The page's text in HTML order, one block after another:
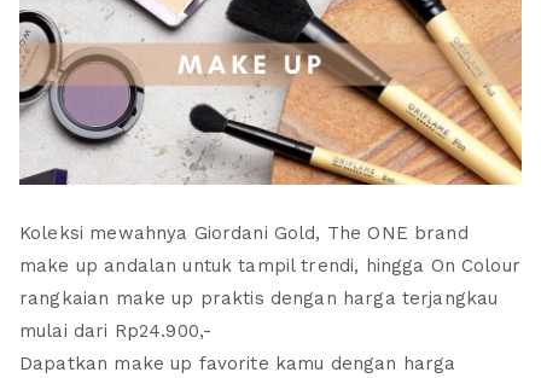
Koleksi mewahnya Giordani Gold, The ONE brand
make up andalan untuk tampil trendi, hingga On Colour
rangkaian make up praktis dengan harga terjangkau
mulai dari Rp24.900,-
Dapatkan make up favorite kamu dengan harga